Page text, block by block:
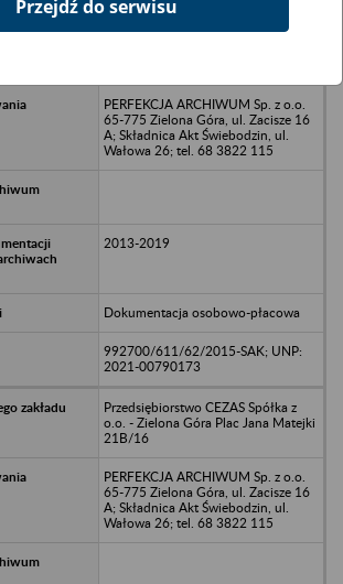
Planet Spółka z o.o. w upadłości -
PERFEKCJA ARCHIWUM Sp. z o.o.
65-775 Zielona Góra, ul. Zacisze 16
A; Składnica Akt Świebodzin, ul.
Wałowa 26; tel. 68 3822 115
2013-2019
Dokumentacja osobowo-płacowa
992700/611/62/2015-SAK; UNP:
2021-00790173
Przedsiębiorstwo CEZAS Spółka z
o.o. - Zielona Góra Plac Jana Matejki
21B/16
PERFEKCJA ARCHIWUM Sp. z o.o.
65-775 Zielona Góra, ul. Zacisze 16
A; Składnica Akt Świebodzin, ul.
Wałowa 26; tel. 68 3822 115
Przejdź do serwisu